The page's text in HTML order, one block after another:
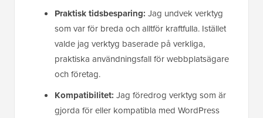
Praktisk tidsbesparing: Jag undvek verktyg
som var för breda och alltför kraftfulla. Istället
valde jag verktyg baserade på verkliga,
praktiska användningsfall för webbplatsägare
och företag.
Kompatibilitet: Jag föredrog verktyg som är
gjorda för eller kompatibla med WordPress